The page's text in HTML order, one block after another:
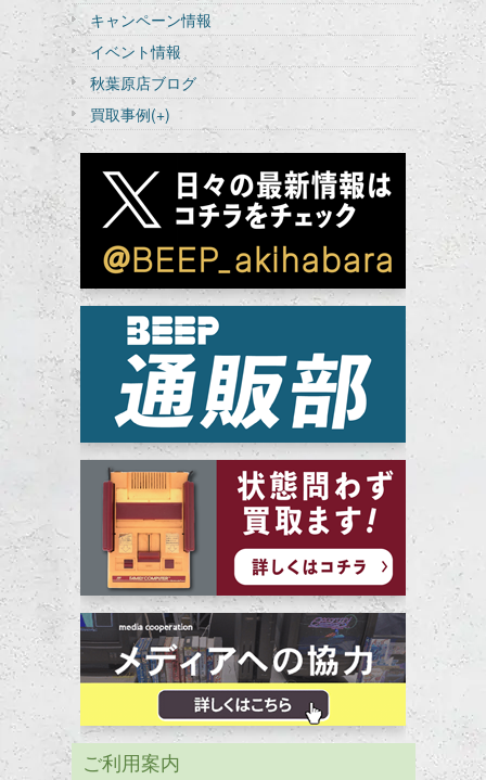
キャンペーン情報
イベント情報
秋葉原店ブログ
買取事例(+)
ご利用案内